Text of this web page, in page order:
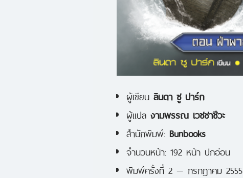
ผู้เขียน ลินดา ซู ปาร์ก
ผู้แปล งามพรรณ เวชชาชีวะ
สำนักพิมพ์: Bunbooks
จำนวนหน้า: 192 หน้า ปกอ่อน
พิมพ์ครั้งที่ 2 — กรกฎาคม 2555